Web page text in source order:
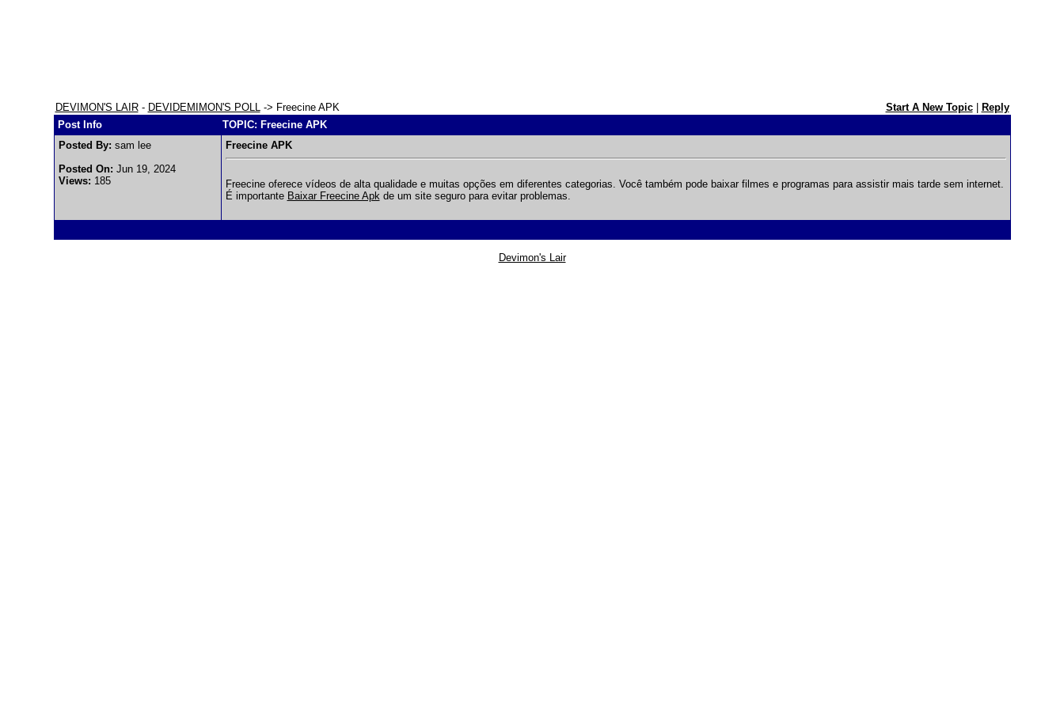
DEVIMON'S LAIR- DEVIDEMIMON'S POLL-> Freecine APK Start A New Topic|
Reply
Post Info
TOPIC: Freecine APK
Posted By: sam lee
Posted On: Jun 19, 2024
Views: 185
Freecine APK
Freecine oferece vídeos de alta qualidade e muitas opções em diferentes categorias. Você também pode baixar filmes e programas para assistir mais tarde sem internet.
É importante Baixar Freecine Apkde um site seguro para evitar problemas.
Devimon's Lair